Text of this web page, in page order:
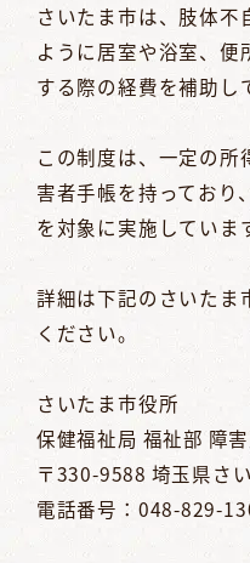
さいたま市は、肢体不
ように居室や浴室、便
する際の経費を補助し
この制度は、一定の所
害者手帳を持っており
を対象に実施していま
詳細は下記のさいたま
ください。
さいたま市役所
保健福祉局 福祉部 障
〒330-9588 埼玉県さ
電話番号：048-829-